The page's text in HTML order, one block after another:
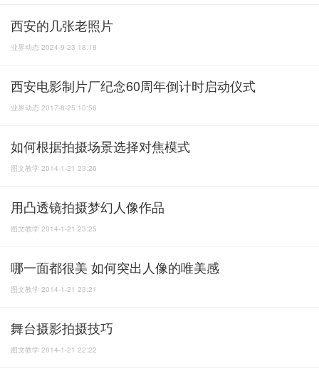
西安的几张老照片
业界动态 2024-9-23 18:18
西安电影制片厂纪念60周年倒计时启动仪式
业界动态 2017-8-25 10:56
如何根据拍摄场景选择对焦模式
图文教学 2014-1-21 23:26
用凸透镜拍摄梦幻人像作品
图文教学 2014-1-21 23:25
哪一面都很美 如何突出人像的唯美感
图文教学 2014-1-21 23:21
舞台摄影拍摄技巧
图文教学 2014-1-21 22:22